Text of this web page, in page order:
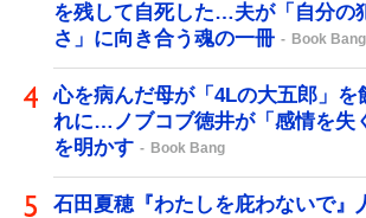
を残して自死した…夫が「自分の
さ」に向き合う魂の一冊
Book Bang
心を病んだ母が「4Lの大五郎」を
れに…ノブコブ徳井が「感情を失
を明かす
Book Bang
石田夏穂『わたしを庇わないで』